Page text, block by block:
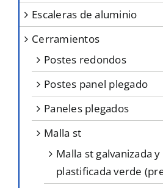
página
de
producto
escaleras de aluminio
cerramientos
postes redondos
postes panel plegado
paneles plegados
malla st
malla st galvanizada y
plastificada verde